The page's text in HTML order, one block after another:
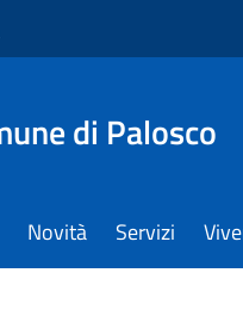
di Palosco
Novità Servizi